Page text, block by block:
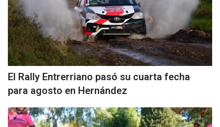
El Rally Entrerriano pasó su cuarta fecha
para agosto en Hernández